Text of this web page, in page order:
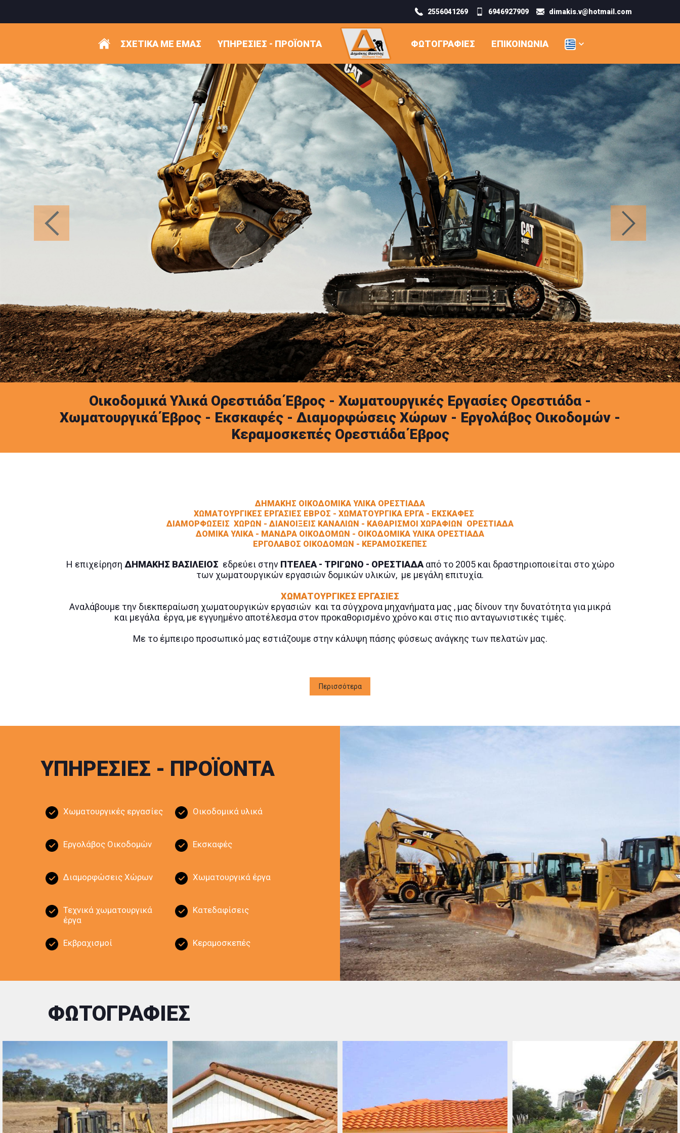
2556041269 6946927909 dimakis.v@hotmail.com
ΣΧΕΤΙΚΑ ΜΕ ΕΜΑΣ ΥΠΗΡΕΣΙΕΣ - ΠΡΟΪΟΝΤΑ ΦΩΤΟΓΡΑΦΊΕΣ ΕΠΙΚΟΙΝΩΝΊΑ
Οικοδομικά Υλικά Ορεστιάδα Έβρος - Χωματουργικές Εργασίες Ορεστιάδα -
Χωματουργικά Έβρος - Εκσκαφές - Διαμορφώσεις Χώρων - Εργολάβος Οικοδομών -
Κεραμοσκεπές Ορεστιάδα Έβρος
ΔΗΜΑΚΗΣ ΟΙΚΟΔΟΜΙΚΑ ΥΛΙΚΑ ΟΡΕΣΤΙΑΔΑ
ΧΩΜΑΤΟΥΡΓΙΚΕΣ ΕΡΓΑΣΙΕΣ ΕΒΡΟΣ - ΧΩΜΑΤΟΥΡΓΙΚΑ ΕΡΓΑ - ΕΚΣΚΑΦΕΣ
ΔΙΑΜΟΡΦΩΣΕΙΣ ΧΩΡΩΝ - ΔΙΑΝΟΙΞΕΙΣ ΚΑΝΑΛΙΩΝ - ΚΑΘΑΡΙΣΜΟΙ ΧΩΡΑΦΙΩΝ ΟΡΕΣΤΙΑΔΑ
ΔΟΜΙΚΑ ΥΛΙΚΑ - ΜΑΝΔΡΑ ΟΙΚΟΔΟΜΩΝ - ΟΙΚΟΔΟΜΙΚΑ ΥΛΙΚΑ ΟΡΕΣΤΙΑΔΑ
ΕΡΓΟΛΑΒΟΣ ΟΙΚΟΔΟΜΩΝ - ΚΕΡΑΜΟΣΚΕΠΕΣ
Η επιχείρηση ΔΗΜΑΚΗΣ ΒΑΣΙΛΕΙΟΣ εδρεύει στην ΠΤΕΛΕΑ - ΤΡΙΓΩΝΟ - ΟΡΕΣΤΙΑΔΑαπό το 2005 και δραστηριοποιείται στο χώρο
των χωματουργικών εργασιών δομικών υλικών, με μεγάλη επιτυχία.
ΧΩΜΑΤΟΥΡΓΙΚΕΣ ΕΡΓΑΣΙΕΣ
Αναλάβουμε την διεκπεραίωση χωματουργικών εργασιών και τα σύγχρονα μηχανήματα μας , μας δίνουν την δυνατότητα για μικρά
και μεγάλα έργα, με εγγυημένο αποτέλεσμα στον προκαθορισμένο χρόνο και στις πιο ανταγωνιστικές τιμές.
Με το έμπειρο προσωπικό μας εστιάζουμε στην κάλυψη πάσης φύσεως ανάγκης των πελατών μας.
ΟΙΚΟΔΟΜΙΚΑ ΥΛΙΚΑ
ικανοποιήσει τις ανάγκες του.
Τεχνικά χωματουργικά έργα
Κατεδαφίσεις
Εκβραχισμοί
Κεραμοσκεπές
Επικοινωνήστε μαζί μας και είναι βέβαιο ότι θα αντιληφθείτε την ποιότητα και τον επαγγελματισμό μας.
ΕΓΓΥΗΜΕΝΗ ΠΟΙΟΤΗΤΑ - ΕΞΕΙΔΙΚΕΥΣΗ & ΕΜΠΕΙΡΙΑ ΧΑΜΗΛΕΣ ΤΙΜΕΣ
Με εκτίμηση,
Δημάκης Βασίλειος.
Περισσότερα
ΥΠΗΡΕΣΙΕΣ - ΠΡΟΪΟΝΤΑ
Χωματουργικές εργασίες Οικοδομικά υλικά
Εργολάβος Οικοδομών Εκσκαφές
Διαμορφώσεις Χώρων Χωματουργικά έργα
Τεχνικά χωματουργικά
έργα
Κατεδαφίσεις
Εκβραχισμοί Κεραμοσκεπές
ΦΩΤΟΓΡΑΦΙΕΣ